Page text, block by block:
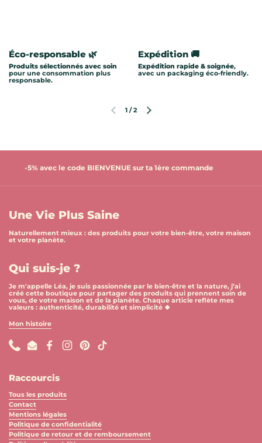
Éco-responsable 🌿
Produits sélectionnés avec soin
pour une consommation plus
responsable.
Expédition 🚚
Expédition rapide & soignée,
avec un packaging éco-friendly.
Diapositive précédente
Diapositive suivante
1 /2
-5% avec le code BIENVENUE sur ta 1ère commande
Une Vie Plus Saine
Naturellement mieux : des produits pour votre bien-être, votre maison
et votre planète.
Qui suis-je ?
Je m'appelle Léa, je suis passionnée par le bien-être et la nature, j’ai
créé cette boutique pour partager des produits qui prennent soin de
vous, de votre maison et de la planète. Chaque article reflète mes
valeurs : authenticité, durabilité et simplicité 🍀
Mon histoire
PhoneEmailFacebookInstagram
Pinterest
TikTok
Raccourcis
Tous les produits
Contact
Mentions légales
Politique de confidentialité
Politique de retour et de remboursement